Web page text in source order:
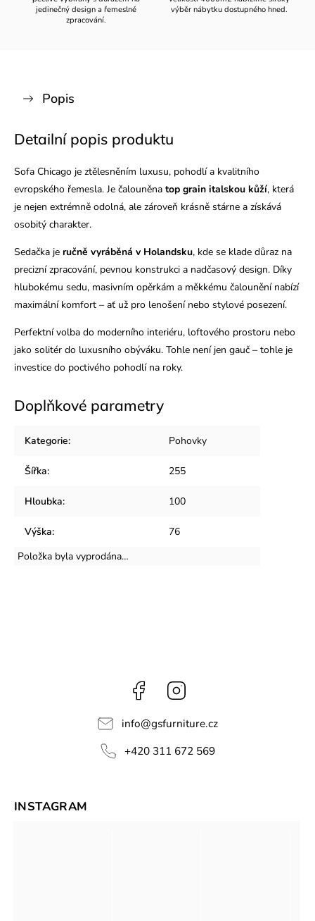
jedinečný design a řemeslné
zpracování.
výběr nábytku dostupného hned.
Popis
Detailní popis produktu
Sofa Chicago je ztělesněním luxusu, pohodlí a kvalitního
evropského řemesla. Je čalouněna top grain italskou kůží, která
je nejen extrémně odolná, ale zároveň krásně stárne a získává
osobitý charakter.
Sedačka je ručně vyráběná v Holandsku, kde se klade důraz na
precizní zpracování, pevnou konstrukci a nadčasový design. Díky
hlubokému sedu, masivním opěrkám a měkkému čalounění nabízí
maximální komfort – ať už pro lenošení nebo stylové posezení.
Perfektní volba do moderního interiéru, loftového prostoru nebo
jako solitér do luxusního obýváku. Tohle není jen gauč – tohle je
investice do poctivého pohodlí na roky.
Doplňkové parametry
Kategorie: Pohovky
Šířka: 255
Hloubka: 100
Výška:
76
Položka byla vyprodána…
Facebook
info@gsfurniture.cz
+420 311 672 569
INSTAGRAM